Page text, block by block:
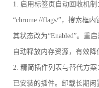
1. 启用标签页自动回收机
“chrome://flags/”，搜索框内
其状态改为“Enabled”。重
自动释放内存资源，有效降
2. 精简插件列表与替代方
已安装的插件。卸载长期